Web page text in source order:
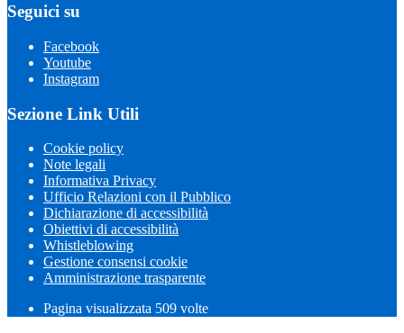
Seguici su
Facebook
Youtube
Instagram
Sezione Link Utili
Cookie policy
Note legali
Informativa Privacy
Ufficio Relazioni con il Pubblico
Dichiarazione di accessibilità
Obiettivi di accessibilità
Whistleblowing
Gestione consensi cookie
Amministrazione trasparente
Pagina visualizzata 509 volte